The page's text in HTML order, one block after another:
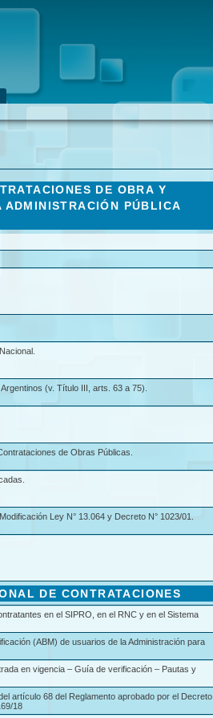
DE OBRA Y
ADMINISTRACIÓN PÚBLICA
(v. Título III, arts. 63 a 75).
de Obras Públicas.
Ley N° 13.064 y Decreto N° 1023/01.
DE CONTRATACIONES
en el SIPRO, en el RNC y en el Sistema
(ABM) de usuarios de la Administración para
en vigencia – Guía de verificación – Pautas y
artículo 68 del Reglamento aprobado por el Decreto
18